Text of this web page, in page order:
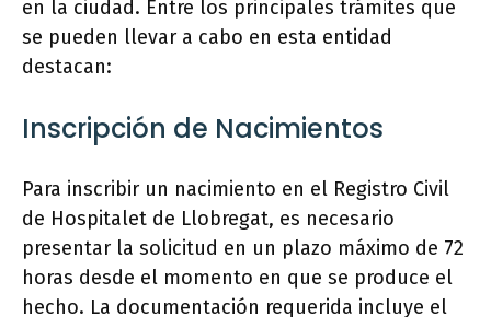
en la ciudad. Entre los principales trámites que
se pueden llevar a cabo en esta entidad
destacan:
Inscripción de Nacimientos
Para inscribir un nacimiento en el Registro Civil
de Hospitalet de Llobregat, es necesario
presentar la solicitud en un plazo máximo de 72
horas desde el momento en que se produce el
hecho. La documentación requerida incluye el